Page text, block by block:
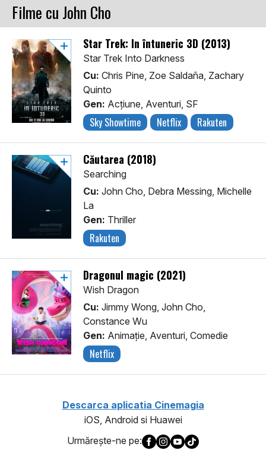
Filme cu John Cho
Star Trek: În întuneric 3D (2013)
Star Trek Into Darkness
Cu: Chris Pine, Zoe Saldaña, Zachary
Quinto
Gen: Acţiune, Aventuri, SF
Sky Showtime Netflix Rakuten
Căutarea (2018)
Searching
Cu: John Cho, Debra Messing, Michelle
La
Gen: Thriller
Rakuten
Dragonul magic (2021)
Wish Dragon
Cu: Jimmy Wong, John Cho,
Constance Wu
Gen: Animaţie, Aventuri, Comedie
Netflix
Descarca aplicatia Cinemagia
iOS, Android si Huawei
Urmăreşte-ne pe: